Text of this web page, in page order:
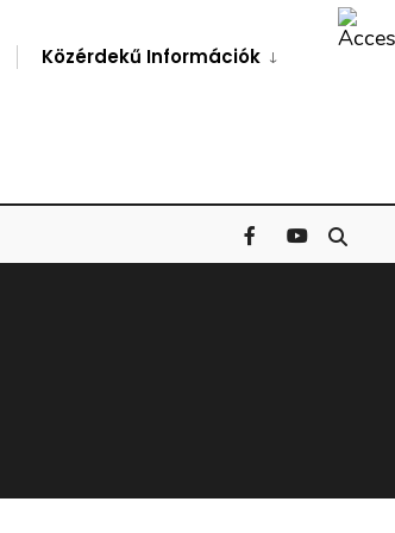
Közérdekű Információk
Window